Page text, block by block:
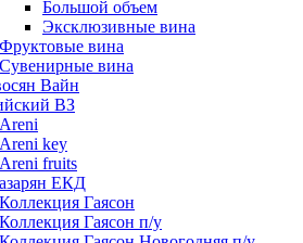
Большой объем
Эксклюзивные вина
Фруктовые вина
Cувенирные вина
Вайн
ВЗ
Areni
Areni key
Areni fruits
ЕКД
Коллекция Гаясон
Коллекция Гаясон п/у